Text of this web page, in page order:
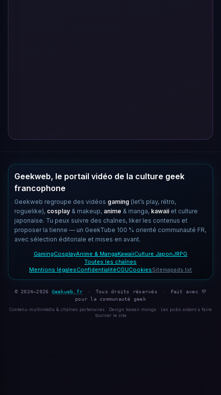
Geekweb, le portail vidéo de la culture geek
francophone
Geekweb regroupe des vidéos gaming (let’s play, rétro,
roguelike), cosplay & makeup, anime & manga, kawaii et culture
japonaise. Tu peux suivre des chaînes, liker les contenus et
proposer la tienne — un GeekTube 100 % orienté communauté FR,
avec sélection éditoriale et mises en avant.
GamingCosplayAnime & MangaKawaiiCulture JaponJRPG
Toutes les chaînes
Mentions légalesConfidentialitéCGUCookiesSitemapads.txt
© 2024–2026 Geekweb.fr · Tous droits réservés ·
Fait avec 💜
pour la communauté geek
Contenu multimédia & chaînes partenaires · Design kawaii manga · Les pubs aident à faire
tourner le site